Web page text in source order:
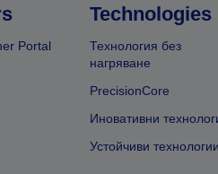
Portal
Technologies
Технология без
нагряване
PrecisionCore
Иновативни
Устойчиви технологии